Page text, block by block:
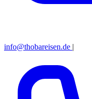
info@thobareisen.de |